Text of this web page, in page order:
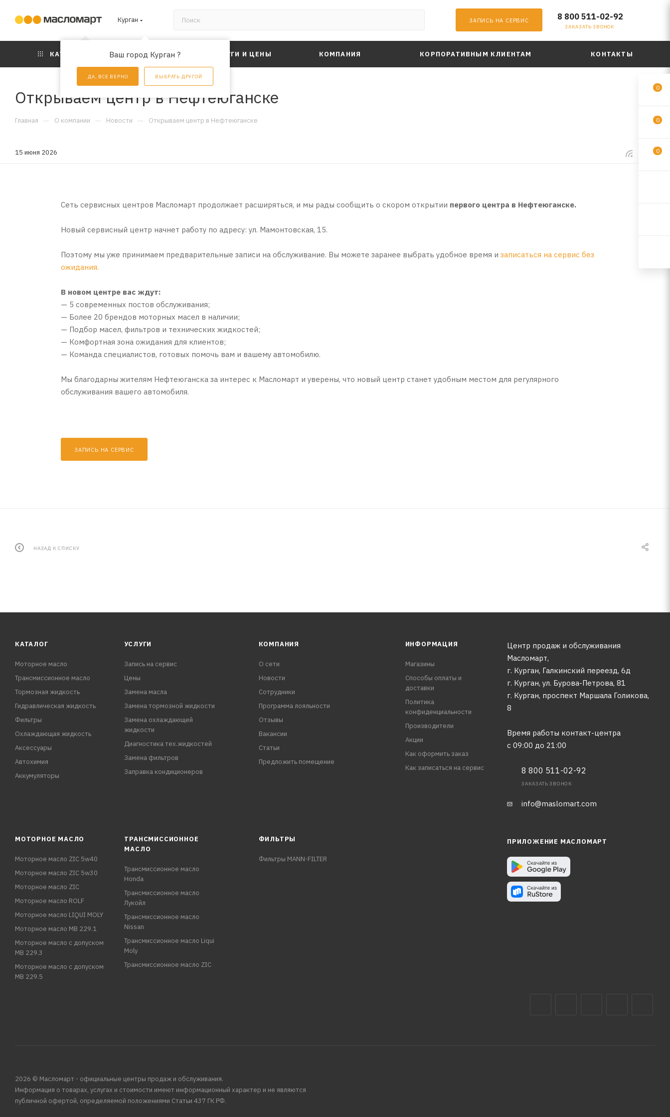
Курган
Ваш город Курган ?
ДА, ВСЕ ВЕРНО ВЫБРАТЬ ДРУГОЙ
ЗАПИСЬ НА СЕРВИС 8 800 511-02-92
ЗАКАЗАТЬ ЗВОНОК
КАТАЛОГ АКЦИИ УСЛУГИ И ЦЕНЫ КОМПАНИЯ КОРПОРАТИВНЫМ КЛИЕНТАМ КОНТАКТЫ
Открываем центр в Нефтеюганске
Главная — О компании — Новости — Открываем центр в Нефтеюганске
15 июня 2026
Сеть сервисных центров Масломарт продолжает расширяться, и мы рады сообщить о скором открытии первого центра в Нефтеюганске.
Новый сервисный центр начнет работу по адресу: ул. Мамонтовская, 15.
Поэтому мы уже принимаем предварительные записи на обслуживание. Вы можете заранее выбрать удобное время и записаться на сервис без
ожидания.
В новом центре вас ждут:
— 5 современных постов обслуживания;
— Более 20 брендов моторных масел в наличии;
— Подбор масел, фильтров и технических жидкостей;
— Комфортная зона ожидания для клиентов;
— Команда специалистов, готовых помочь вам и вашему автомобилю.
Мы благодарны жителям Нефтеюганска за интерес к Масломарт и уверены, что новый центр станет удобным местом для регулярного
обслуживания вашего автомобиля.
ЗАПИСЬ НА СЕРВИС
НАЗАД К СПИСКУ
КАТАЛОГ
Моторное масло
Трансмиссионное масло
Тормозная жидкость
Гидравлическая жидкость
Фильтры
Охлаждающая жидкость
Аксессуары
Автохимия
Аккумуляторы
УСЛУГИ
Запись на сервис
Цены
Замена масла
Замена тормозной жидкости
Замена охлаждающей
жидкости
Диагностика тех.жидкостей
Замена фильтров
Заправка кондиционеров
КОМПАНИЯ
О сети
Новости
Сотрудники
Программа лояльности
Отзывы
Вакансии
Статьи
Предложить помещение
ИНФОРМАЦИЯ
Магазины
Способы оплаты и
доставки
Политика
конфиденциальности
Производители
Акции
Как оформить заказ
Как записаться на сервис
Центр продаж и обслуживания
Масломарт,
г. Курган, Галкинский переезд, 6д
г. Курган, ул. Бурова-Петрова, 81
г. Курган, проспект Маршала Голикова,
8
Время работы контакт-центра
с 09:00 до 21:00
8 800 511-02-92
ЗАКАЗАТЬ ЗВОНОК
info@maslomart.com
МОТОРНОЕ МАСЛО
Моторное масло ZIC 5w40
Моторное масло ZIC 5w30
Моторное масло ZIC
Моторное масло ROLF
Моторное масло LIQUI MOLY
Моторное масло MB 229.1
Моторное масло с допуском
MB 229.3
Моторное масло с допуском
MB 229.5
ТРАНСМИССИОННОЕ
МАСЛО
Трансмиссионное масло
Honda
Трансмиссионное масло
Лукойл
Трансмиссионное масло
Nissan
Трансмиссионное масло Liqui
Moly
Трансмиссионное масло ZIC
ФИЛЬТРЫ
Фильтры MANN-FILTER
ПРИЛОЖЕНИЕ МАСЛОМАРТ
2026 © Масломарт - официальные центры продаж и обслуживания.
Информация о товарах, услугах и стоимости имеют информационный характер и не являются
публичной офертой, определяемой положениями Статьи 437 ГК РФ.
0
0
0